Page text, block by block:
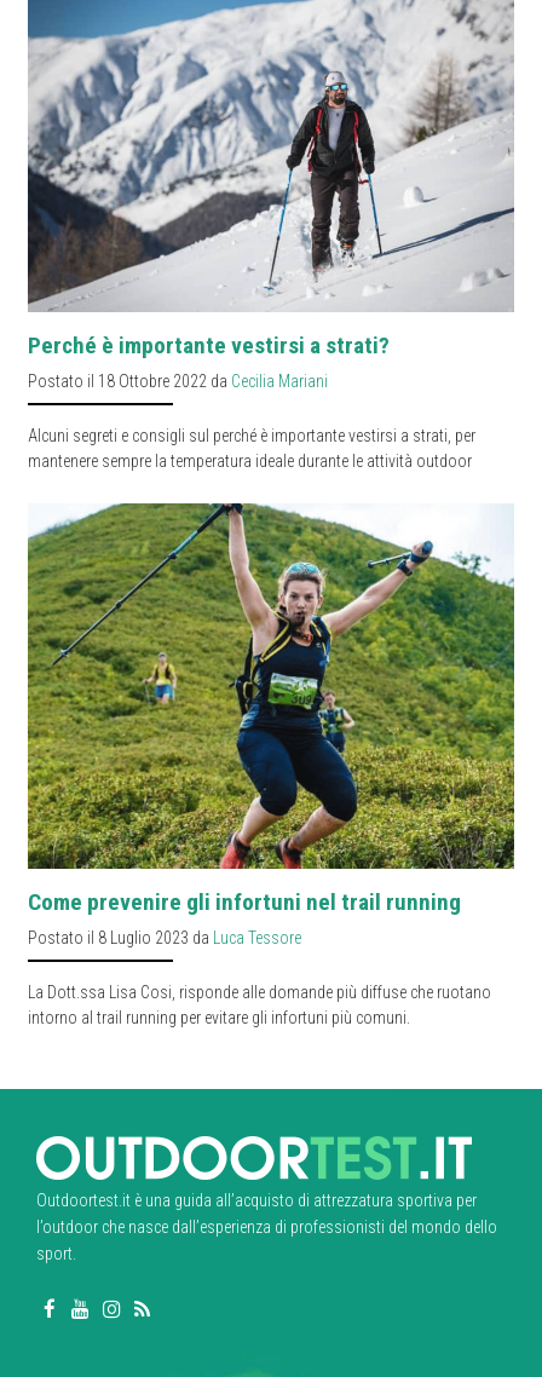
Perché è importante vestirsi a strati?
Postato il 18 Ottobre 2022 da Cecilia Mariani
Alcuni segreti e consigli sul perché è importante vestirsi a strati, per
mantenere sempre la temperatura ideale durante le attività outdoor
Come prevenire gli infortuni nel trail running
Postato il 8 Luglio 2023 da Luca Tessore
La Dott.ssa Lisa Cosi, risponde alle domande più diffuse che ruotano
intorno al trail running per evitare gli infortuni più comuni.
Outdoortest.it è una guida all’acquisto di attrezzatura sportiva per
l’outdoor che nasce dall’esperienza di professionisti del mondo dello
sport.